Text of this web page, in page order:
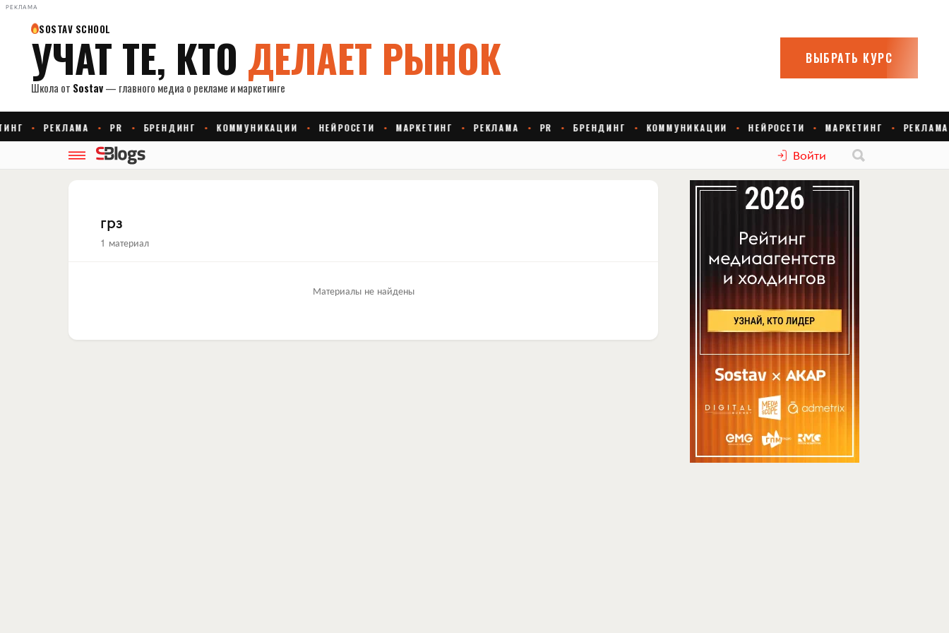
РЕКЛАМА
Войти
грз
1 материал
Материалы не найдены